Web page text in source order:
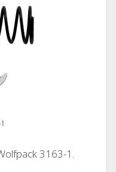
3163-1.